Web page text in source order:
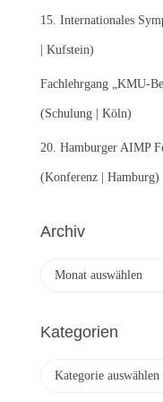
15. Internationales
| Kufstein)
Fachlehrgang „KMU-
(Schulung | Köln)
20. Hamburger AIMP
(Konferenz | Hamburg)
Archiv
h
Kategorien